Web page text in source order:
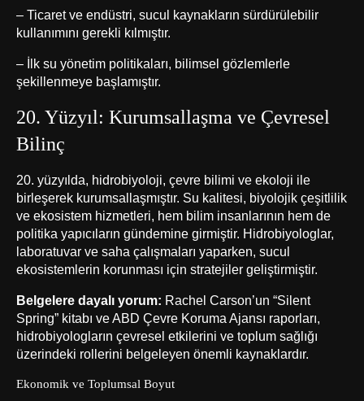
– Ticaret ve endüstri, sucul kaynakların sürdürülebilir
kullanımını gerekli kılmıştır.
– İlk su yönetim politikaları, bilimsel gözlemlerle
şekillenmeye başlamıştır.
20. Yüzyıl: Kurumsallaşma ve Çevresel
Bilinç
20. yüzyılda, hidrobiyoloji, çevre bilimi ve ekoloji ile
birleşerek kurumsallaşmıştır. Su kalitesi, biyolojik çeşitlilik
ve ekosistem hizmetleri, hem bilim insanlarının hem de
politika yapıcıların gündemine girmiştir. Hidrobiyologlar,
laboratuvar ve saha çalışmaları yaparken, sucul
ekosistemlerin korunması için stratejiler geliştirmiştir.
Belgelere dayalı yorum: Rachel Carson’un “Silent
Spring” kitabı ve ABD Çevre Koruma Ajansı raporları,
hidrobiyologların çevresel etkilerini ve toplum sağlığı
üzerindeki rollerini belgeleyen önemli kaynaklardır.
Ekonomik ve Toplumsal Boyut